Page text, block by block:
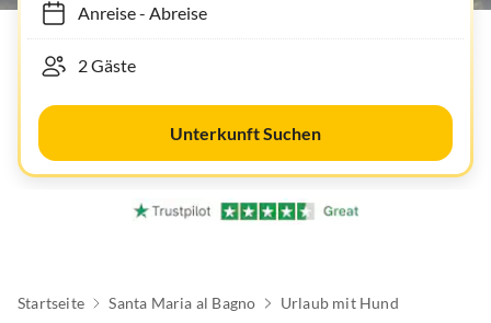
Anreise- Abreise
Unterkunft Suchen
Startseite Santa Maria al Bagno Urlaub mit Hund